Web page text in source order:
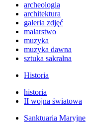
archeologia
architektura
galeria zdjęć
malarstwo
muzyka
muzyka dawna
sztuka sakralna
Historia
historia
II wojna światowa
Sanktuaria Maryjne